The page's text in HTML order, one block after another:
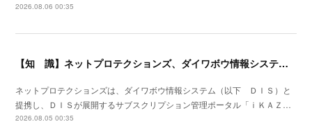
2026.08.06 00:35
【知 識】ネットプロテクションズ、ダイワボウ情報システムと提携開始
ネットプロテクションズは、ダイワボウ情報システム（以下 ＤＩＳ）と
提携し、ＤＩＳが展開するサブスクリプション管理ポータル「ｉＫＡＺ…
2026.08.05 00:35